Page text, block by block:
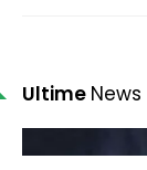
Ultime News